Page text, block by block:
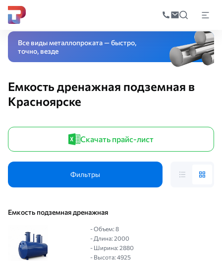
по
Главная Подземные и пожарные
Все виды металлопроката — быстро,
точно, везде
Емкость дренажная подземная в
Красноярске
Скачать прайс-лист
Фильтры
Емкость подземная дренажная
- Объем: 8
- Длина: 2000
- Ширина: 2880
- Высота: 4925